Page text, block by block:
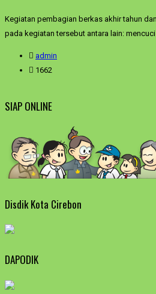
Kegiatan pembagian berkas akhir tahun
pada kegiatan tersebut antara lain:
admin
1662
SIAP ONLINE
Disdik Kota Cirebon
DAPODIK